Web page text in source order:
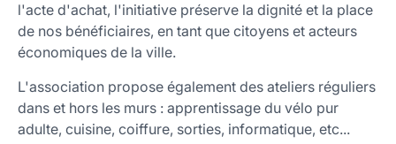
l'acte d'achat, l'initiative préserve la dignité et la place
de nos bénéficiaires, en tant que citoyens et acteurs
économiques de la ville.
L'association propose également des ateliers réguliers
dans et hors les murs : apprentissage du vélo pur
adulte, cuisine, coiffure, sorties, informatique, etc...